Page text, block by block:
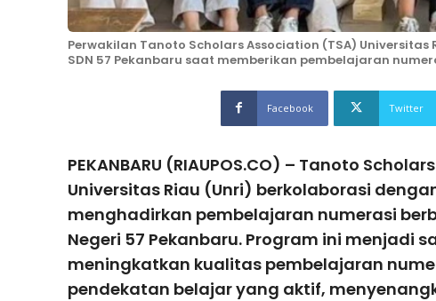
Perwakilan Tanoto Scholars Association (TSA)
SDN 57 Pekanbaru saat memberikan pembelajaran
Facebook Twitter
PEKANBARU (RIAUPOS.CO) – Tanoto
Universitas Riau (Unri) berkolaborasi
menghadirkan pembelajaran numerasi
Negeri 57 Pekanbaru. Program ini menjadi
meningkatkan kualitas pembelajaran
pendekatan belajar yang aktif,